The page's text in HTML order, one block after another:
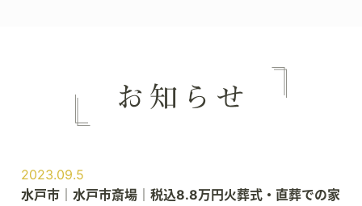
2023.09.5
水戸市｜水戸市斎場｜税込8.8万円火葬式・直葬での家